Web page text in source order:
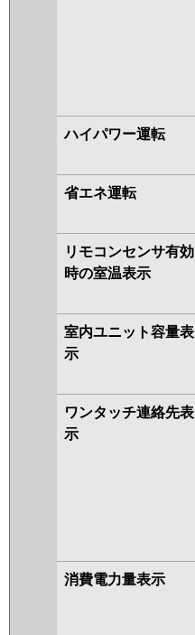
ハイパワー運転
省エネ運転
リモコンセンサ有効
時の室温表示
室内ユニット容量表
示
ワンタッチ連絡先表
示
消費電力量表示